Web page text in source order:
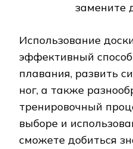
замените
Использование
эффективный
плавания, развить
ног, а также
тренировочный
выборе и
сможете добиться